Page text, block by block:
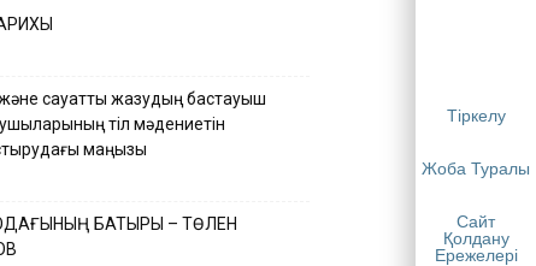
Тіркелу
Жоба Туралы
Сайт
Қолдану
Ережелері
сауатты жазудың бастауыш
тіл мәдениетін
маңызы
БАТЫРЫ – ТӨЛЕН